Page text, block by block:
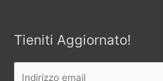
Tieniti Aggiornato!